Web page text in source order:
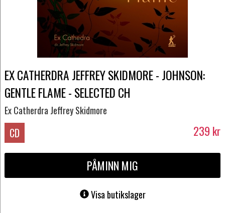
EX CATHERDRA JEFFREY SKIDMORE - JOHNSON:
GENTLE FLAME - SELECTED CH
Ex Catherdra Jeffrey Skidmore
CD 239 kr
PÅMINN MIG
Visa butikslager